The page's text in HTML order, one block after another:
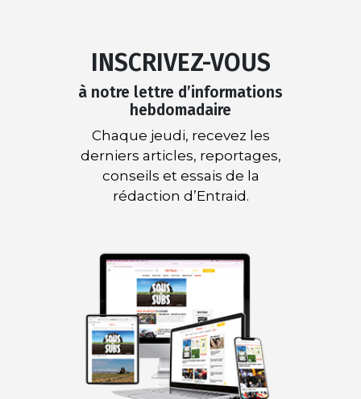
INSCRIVEZ-VOUS
à notre lettre d’informations
hebdomadaire
Chaque jeudi, recevez les
derniers articles, reportages,
conseils et essais de la
rédaction d’Entraid.